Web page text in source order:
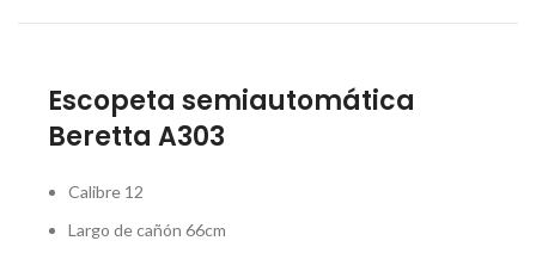
Escopeta semiautomática
Beretta A303
Calibre 12
Largo de cañón 66cm